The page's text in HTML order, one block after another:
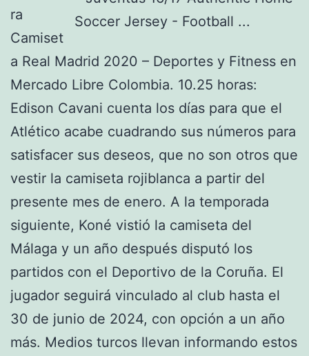
ra
Camiset
a Real Madrid 2020 – Deportes y Fitness en
Mercado Libre Colombia. 10.25 horas:
Edison Cavani cuenta los días para que el
Atlético acabe cuadrando sus números para
satisfacer sus deseos, que no son otros que
vestir la camiseta rojiblanca a partir del
presente mes de enero. A la temporada
siguiente, Koné vistió la camiseta del
Málaga y un año después disputó los
partidos con el Deportivo de la Coruña. El
jugador seguirá vinculado al club hasta el
30 de junio de 2024, con opción a un año
más. Medios turcos llevan informando estos